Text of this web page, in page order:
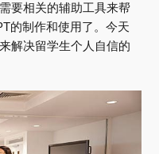
要相关的辅助工具来帮
的制作和使用了。今天
解决留学生个人自信的